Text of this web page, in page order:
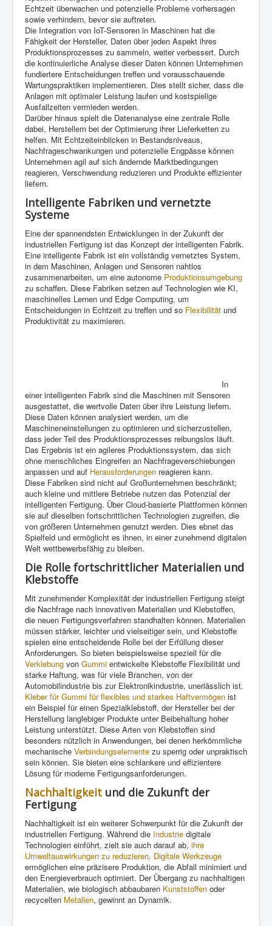
Echtzeit überwachen und potenzielle Probleme vorhersagen
sowie verhindern, bevor sie auftreten.
Die Integration von IoT-Sensoren in Maschinen hat die
Fähigkeit der Hersteller, Daten über jeden Aspekt ihres
Produktionsprozesses zu sammeln, weiter verbessert. Durch
die kontinuierliche Analyse dieser Daten können Unternehmen
fundiertere Entscheidungen treffen und vorausschauende
Wartungspraktiken implementieren. Dies stellt sicher, dass die
Anlagen mit optimaler Leistung laufen und kostspielige
Ausfallzeiten vermieden werden.
Darüber hinaus spielt die Datenanalyse eine zentrale Rolle
dabei, Herstellern bei der Optimierung ihrer Lieferketten zu
helfen. Mit Echtzeiteinblicken in Bestandsniveaus,
Nachfrageschwankungen und potenzielle Engpässe können
Unternehmen agil auf sich ändernde Marktbedingungen
reagieren, Verschwendung reduzieren und Produkte effizienter
liefern.
Intelligente Fabriken und vernetzte
Systeme
Eine der spannendsten Entwicklungen in der Zukunft der
industriellen Fertigung ist das Konzept der intelligenten Fabrik.
Eine intelligente Fabrik ist ein vollständig vernetztes System,
in dem Maschinen, Anlagen und Sensoren nahtlos
zusammenarbeiten, um eine autonome Produktionsumgebung
zu schaffen. Diese Fabriken setzen auf Technologien wie KI,
maschinelles Lernen und Edge Computing, um
Entscheidungen in Echtzeit zu treffen und so Flexibilität und
Produktivität zu maximieren.
In
einer intelligenten Fabrik sind die Maschinen mit Sensoren
ausgestattet, die wertvolle Daten über ihre Leistung liefern.
Diese Daten können analysiert werden, um die
Maschineneinstellungen zu optimieren und sicherzustellen,
dass jeder Teil des Produktionsprozesses reibungslos läuft.
Das Ergebnis ist ein agileres Produktionssystem, das sich
ohne menschliches Eingreifen an Nachfrageverschiebungen
anpassen und auf Herausforderungen reagieren kann.
Diese Fabriken sind nicht auf Großunternehmen beschränkt;
auch kleine und mittlere Betriebe nutzen das Potenzial der
intelligenten Fertigung. Über Cloud-basierte Plattformen können
sie auf dieselben fortschrittlichen Technologien zugreifen, die
von größeren Unternehmen genutzt werden. Dies ebnet das
Spielfeld und ermöglicht es ihnen, in einer zunehmend digitalen
Welt wettbewerbsfähig zu bleiben.
Die Rolle fortschrittlicher Materialien und
Klebstoffe
Mit zunehmender Komplexität der industriellen Fertigung steigt
die Nachfrage nach innovativen Materialien und Klebstoffen,
die neuen Fertigungsverfahren standhalten können. Materialien
müssen stärker, leichter und vielseitiger sein, und Klebstoffe
spielen eine entscheidende Rolle bei der Erfüllung dieser
Anforderungen. So bieten beispielsweise speziell für die
Verklebung von Gummi entwickelte Klebstoffe Flexibilität und
starke Haftung, was für viele Branchen, von der
Automobilindustrie bis zur Elektronikindustrie, unerlässlich ist.
Kleber für Gummi für flexibles und starkes Haftvermögen ist
ein Beispiel für einen Spezialklebstoff, der Hersteller bei der
Herstellung langlebiger Produkte unter Beibehaltung hoher
Leistung unterstützt. Diese Arten von Klebstoffen sind
besonders nützlich in Anwendungen, bei denen herkömmliche
mechanische Verbindungselemente zu sperrig oder unpraktisch
sein können. Sie bieten eine schlankere und effizientere
Lösung für moderne Fertigungsanforderungen.
Nachhaltigkeit und die Zukunft der
Fertigung
Nachhaltigkeit ist ein weiterer Schwerpunkt für die Zukunft der
industriellen Fertigung. Während die Industrie digitale
Technologien einführt, zielt sie auch darauf ab, ihre
Umweltauswirkungen zu reduzieren. Digitale Werkzeuge
ermöglichen eine präzisere Produktion, die Abfall minimiert und
den Energieverbrauch optimiert. Der Übergang zu nachhaltigen
Materialien, wie biologisch abbaubaren Kunststoffen oder
recycelten Metallen, gewinnt an Dynamik.